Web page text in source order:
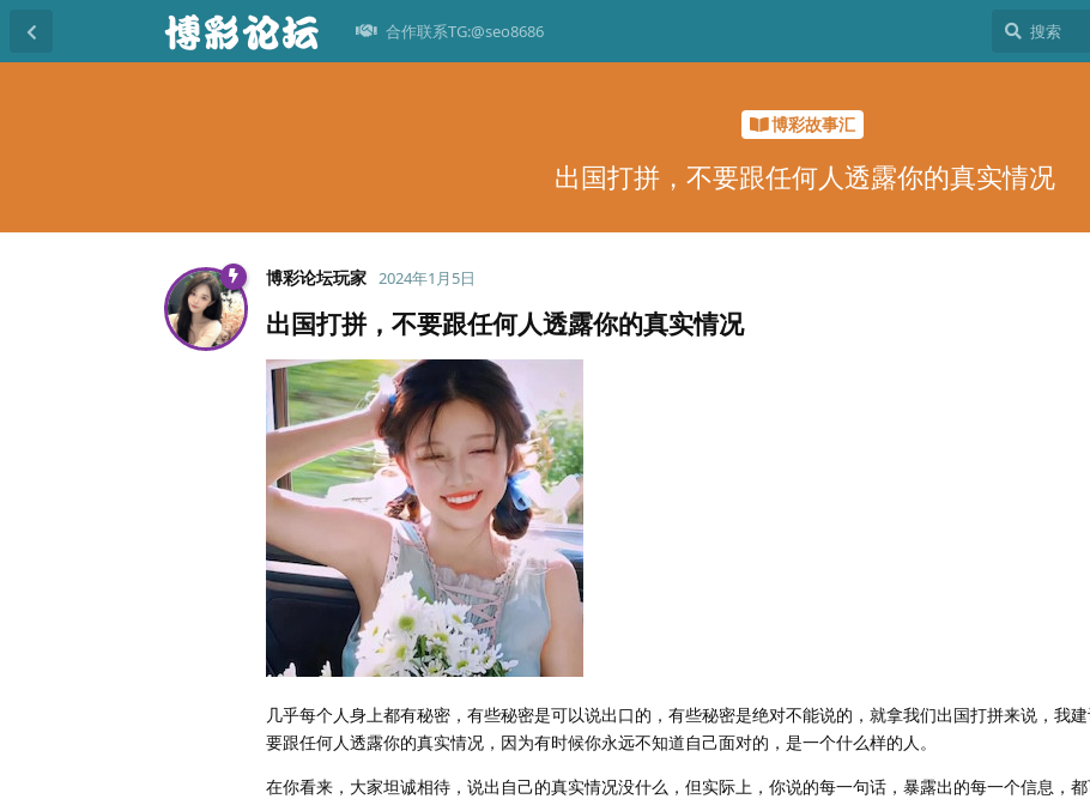
合作联系TG:@seo8686
博彩故事汇
出国打拼，不要跟任何人透露你的真实情况
博彩论坛玩家 2024年1月5日
出国打拼，不要跟任何人透露你的真实情况
几乎每个人身上都有秘密，有些秘密是可以说出口的，有些秘密是绝对不能说的，就拿我们出国打拼来说，我
要跟任何人透露你的真实情况，因为有时候你永远不知道自己面对的，是一个什么样的人。
在你看来，大家坦诚相待，说出自己的真实情况没什么，但实际上，你说的每一句话，暴露出的每一个信息，